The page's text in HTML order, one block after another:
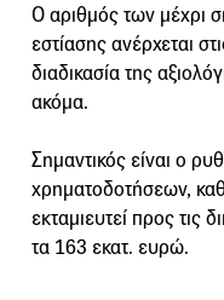
Ο αριθμός των μέχρι
εστίασης ανέρχεται
διαδικασία της
ακόμα.
Σημαντικός είναι ο
χρηματοδοτήσεων,
εκταμιευτεί προς τις
τα 163 εκατ. ευρώ.